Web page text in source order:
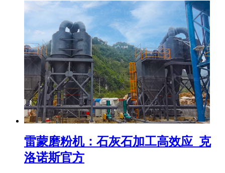
雷蒙磨粉机：石灰石加工高效应_克
洛诺斯官方